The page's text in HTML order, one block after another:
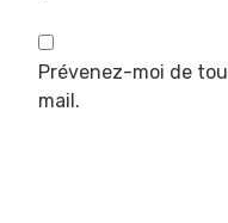
Prévenez-moi de
mail.